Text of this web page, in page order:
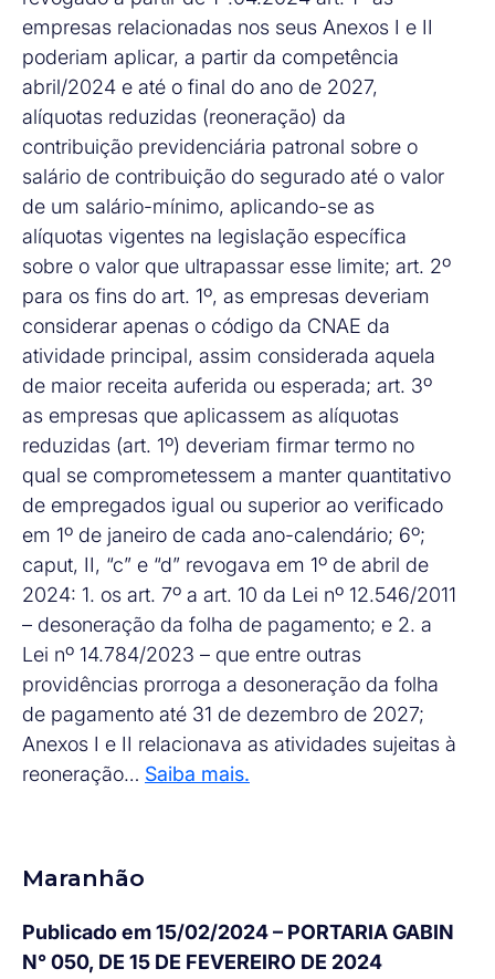
empresas relacionadas nos seus Anexos I e II
poderiam aplicar, a partir da competência
abril/2024 e até o final do ano de 2027,
alíquotas reduzidas (reoneração) da
contribuição previdenciária patronal sobre o
salário de contribuição do segurado até o valor
de um salário-mínimo, aplicando-se as
alíquotas vigentes na legislação específica
sobre o valor que ultrapassar esse limite; art. 2º
para os fins do art. 1º, as empresas deveriam
considerar apenas o código da CNAE da
atividade principal, assim considerada aquela
de maior receita auferida ou esperada; art. 3º
as empresas que aplicassem as alíquotas
reduzidas (art. 1º) deveriam firmar termo no
qual se comprometessem a manter quantitativo
de empregados igual ou superior ao verificado
em 1º de janeiro de cada ano-calendário; 6º;
caput, II, “c” e “d” revogava em 1º de abril de
2024: 1. os art. 7º a art. 10 da Lei nº 12.546/2011
– desoneração da folha de pagamento; e 2. a
Lei nº 14.784/2023 – que entre outras
providências prorroga a desoneração da folha
de pagamento até 31 de dezembro de 2027;
Anexos I e II relacionava as atividades sujeitas à
reoneração… Saiba mais.
Maranhão
Publicado em 15/02/2024 – PORTARIA GABIN
N° 050, DE 15 DE FEVEREIRO DE 2024